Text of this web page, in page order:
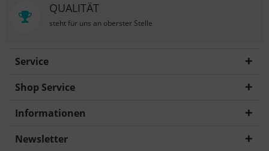
QUALITÄT
steht für uns an oberster Stelle
Service
Shop Service
Informationen
Newsletter